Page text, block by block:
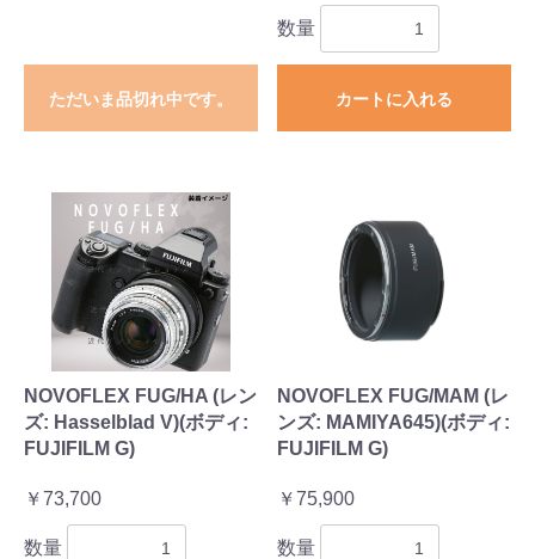
ただいま品切れ中です。
数量
カートに入れる
NOVOFLEX FUG/HA (レン
ズ: Hasselblad V)(ボディ:
FUJIFILM G)
￥73,700
数量
NOVOFLEX FUG/MAM (レ
ンズ: MAMIYA645)(ボディ:
FUJIFILM G)
￥75,900
数量